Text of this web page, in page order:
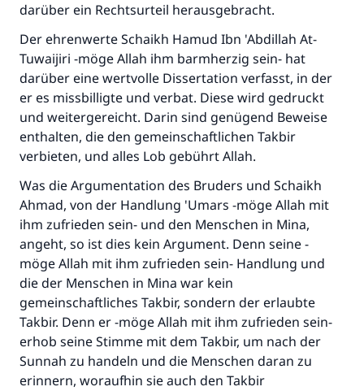
darüber ein Rechtsurteil herausgebracht.
Der ehrenwerte Schaikh Hamud Ibn 'Abdillah At-
Tuwaijiri -möge Allah ihm barmherzig sein- hat
darüber eine wertvolle Dissertation verfasst, in der
er es missbilligte und verbat. Diese wird gedruckt
und weitergereicht. Darin sind genügend Beweise
enthalten, die den gemeinschaftlichen Takbir
verbieten, und alles Lob gebührt Allah.
Was die Argumentation des Bruders und Schaikh
Ahmad, von der Handlung 'Umars -möge Allah mit
ihm zufrieden sein- und den Menschen in Mina,
angeht, so ist dies kein Argument. Denn seine -
möge Allah mit ihm zufrieden sein- Handlung und
die der Menschen in Mina war kein
gemeinschaftliches Takbir, sondern der erlaubte
Takbir. Denn er -möge Allah mit ihm zufrieden sein-
erhob seine Stimme mit dem Takbir, um nach der
Sunnah zu handeln und die Menschen daran zu
erinnern, woraufhin sie auch den Takbir
Die Antwort Nr. 110845 rettete eine
Ehe.
Unterstütze die Arbeit von Islam Q&A
Der Prophet -Allahs Segen und Frieden auf
ihm- sagte:
"Wer zum Guten aufruft, hat den Lohn
(MUSLIM 1893)
Beitrag dazu